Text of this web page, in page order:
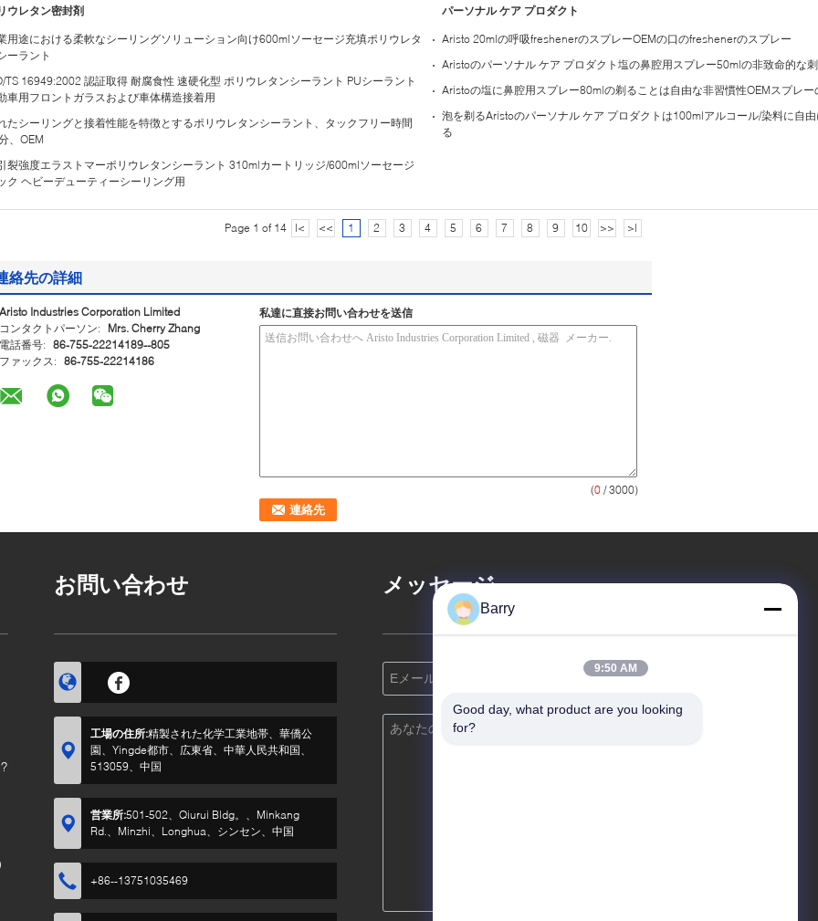
ウレタン密封剤
用途における柔軟なシーリングソリューション向け600mlソーセージ充填ポリウレタ
ーラント
TS 16949:2002 認証取得 耐腐食性 速硬化型 ポリウレタンシーラント PUシーラント
車用フロントガラスおよび車体構造接着用
たシーリングと接着性能を特徴とするポリウレタンシーラント、タックフリー時間
、OEM
裂強度エラストマーポリウレタンシーラント 310mlカートリッジ/600mlソーセージ
ク ヘビーデューティーシーリング用
パーソナル ケア プロダクト
Aristo 20mlの呼吸freshenerのスプレーOEMの口のfreshenerのスプレー
Aristoのパーソナル ケア プロダクト塩の鼻腔用スプレー50mlの非致命的な
Aristoの塩に鼻腔用スプレー80mlの剃ることは自由な非習慣性OEMスプレー
泡を剃るAristoのパーソナル ケア プロダクトは100mlアルコール/染料に自
る
Page 1 of 14 |< << 1 2 3 4 5 6 7 8 9 10 >> >|
絡先の詳細
Aristo Industries Corporation Limited
コンタクトパーソン:
Mrs. Cherry Zhang
電話番号: 86-755-22214189--805
ファックス: 86-755-22214186
私達に直接お問い合わせを送信
(0 / 3000)
お問い合わせ
工場の住所:精製された化学工業地帯、華僑公
園、Yingde都市、広東省、中華人民共和国、
513059、中国
営業所:501-502、Qiurui Bldg。、Minkang
Rd.、Minzhi、Longhua、シンセン、中国
+86--13751035469
メッセージ
Barry
9:50 AM
Good day, what product are you looking
for?